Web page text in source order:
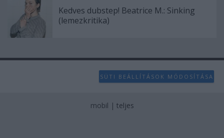
Kedves dubstep! Beatrice M.: Sinking
(lemezkritika)
SÜTI BEÁLLÍTÁSOK MÓDOSÍTÁSA
mobil | teljes